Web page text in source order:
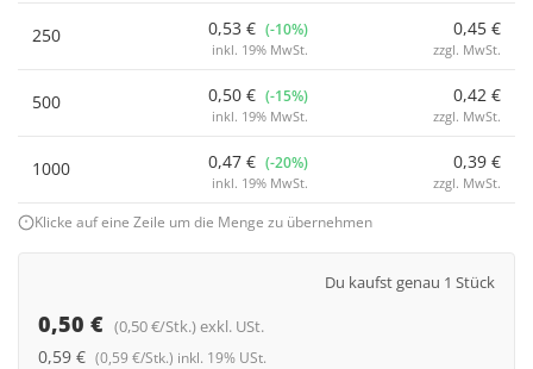
250 0,53 € (-10%)
inkl. 19% MwSt.
0,45 €
zzgl. MwSt.
500 0,50 € (-15%)
inkl. 19% MwSt.
0,42 €
zzgl. MwSt.
1000 0,47 € (-20%)
inkl. 19% MwSt.
0,39 €
zzgl. MwSt.
Klicke auf eine Zeile um die Menge zu übernehmen
Du kaufst genau 1 Stück
0,50 € (0,50 €/Stk.) exkl. USt.
0,59 € (0,59 €/Stk.) inkl. 19% USt.